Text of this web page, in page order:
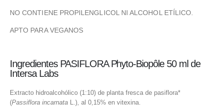
NO CONTIENE PROPILENGLICOL NI ALCOHOL ETÍLICO.
APTO PARA VEGANOS
Ingredientes PASIFLORA Phyto-Biopôle 50 ml de
Intersa Labs
Extracto hidroalcohólico (1:10) de planta fresca de pasiflora*
(Passiflora incarnata L.), al 0,15% en vitexina.